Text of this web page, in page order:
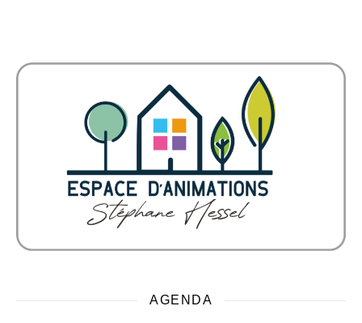
AGENDA